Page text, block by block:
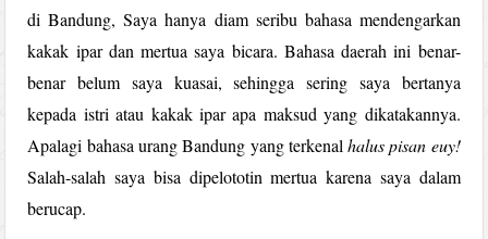
di Bandung, Saya hanya diam seribu bahasa mendengarkan
kakak ipar dan mertua saya bicara. Bahasa daerah ini benar-
benar belum saya kuasai, sehingga sering saya bertanya
kepada istri atau kakak ipar apa maksud yang dikatakannya.
Apalagi bahasa urang Bandung yang terkenalhalus pisan euy!
Salah-salah saya bisa dipelototin mertua karena saya dalam
berucap.